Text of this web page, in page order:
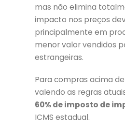
mas não elimina
impacto nos preços
principalmente em
menor valor vendidos
estrangeiras.
Para compras acima de
valendo as regras
60% de imposto de
ICMS estadual.